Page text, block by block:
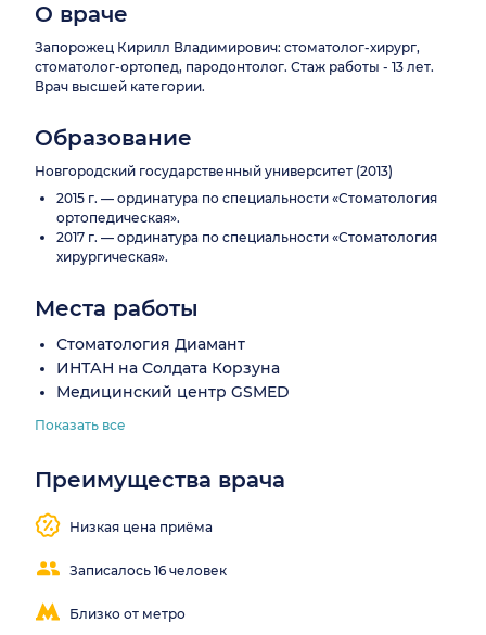
О враче
Запорожец Кирилл Владимирович: стоматолог-хирург,
стоматолог-ортопед, пародонтолог. Стаж работы - 13 лет.
Врач высшей категории.
Образование
Новгородский государственный университет (2013)
2015 г. — ординатура по специальности «Стоматология
ортопедическая».
2017 г. — ординатура по специальности «Стоматология
хирургическая».
Места работы
Стоматология Диамант
ИНТАН на Солдата Корзуна
Медицинский центр GSMED
Показать все
Преимущества врача
Низкая цена приёма
Записалось 16 человек
Близко от метро